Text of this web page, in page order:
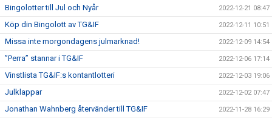
Bingolotter till Jul och Nyår 2022-12-21 08:47
Köp din Bingolott av TG&IF 2022-12-11 10:51
Missa inte morgondagens julmarknad! 2022-12-09 14:54
”Perra” stannar i TG&IF 2022-12-06 17:14
Vinstlista TG&IF:s kontantlotteri 2022-12-03 19:06
Julklappar 2022-12-02 07:47
Jonathan Wahnberg återvänder till TG&IF 2022-11-28 16:29